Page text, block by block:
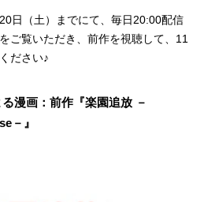
出：荒川航 櫻木優平 志賀健太
モンスターズエッグ） 黒...
日（土）までにて、毎日20:00配信
ご覧いただき、前作を視聴して、11
ださい♪
漫画：前作『楽園追放 －
－』